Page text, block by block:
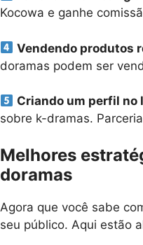
Kocowa e ganhe
Vendendo produtos
doramas podem ser
Criando um perfil no
sobre k-dramas.
Melhores
doramas
Agora que você sabe
seu público. Aqui estão